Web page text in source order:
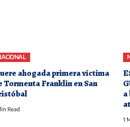
ahogada primera víctima
Tormenta Franklin en San
Read
a
1